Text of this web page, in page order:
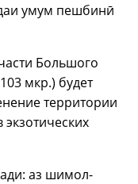
умум пешбинӣ
Большого
мкр.) будет
территории
аз шимол-